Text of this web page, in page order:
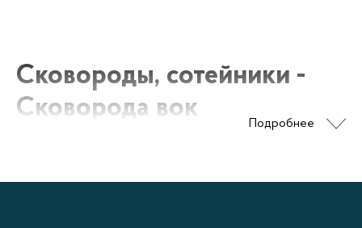
Подробнее
Сковороды, сотейники -
Сковорода вок
посуды, который получил широкое